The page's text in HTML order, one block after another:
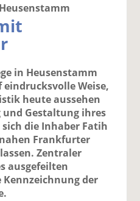
in Heusenstamm
Weise,
heute aussehen
Gestaltung ihres
die Inhaber Fatih
Frankfurter
Zentraler
ausgefeilten
der